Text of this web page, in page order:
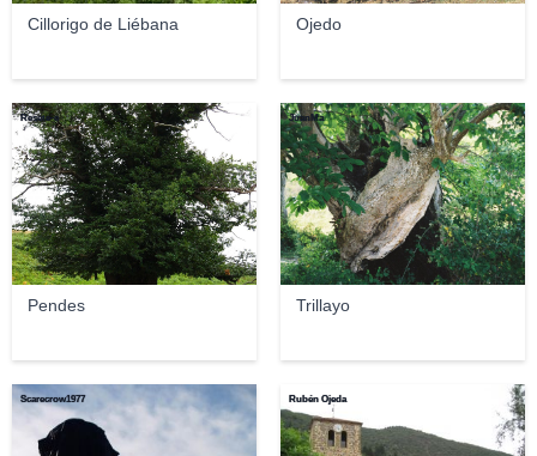
Cillorigo de Liébana Ojedo
Pendes
Resete-e
Trillayo
JuanMa
Scarecrow1977 Rubén Ojeda